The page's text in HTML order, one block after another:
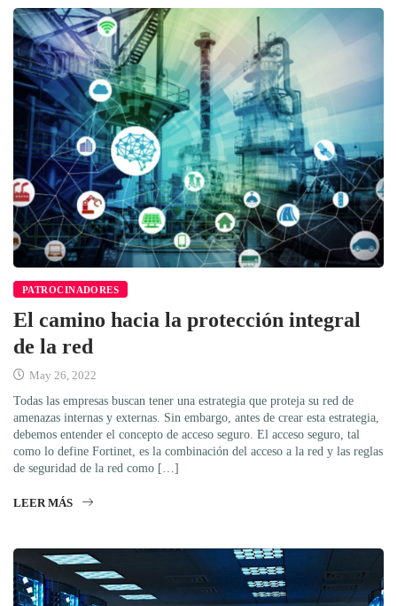
PATROCINADORES
El camino hacia la protección integral
de la red
May 26, 2022
Todas las empresas buscan tener una estrategia que proteja su red de
amenazas internas y externas. Sin embargo, antes de crear esta estrategia,
debemos entender el concepto de acceso seguro. El acceso seguro, tal
como lo define Fortinet, es la combinación del acceso a la red y las reglas
de seguridad de la red como […]
LEER MÁS